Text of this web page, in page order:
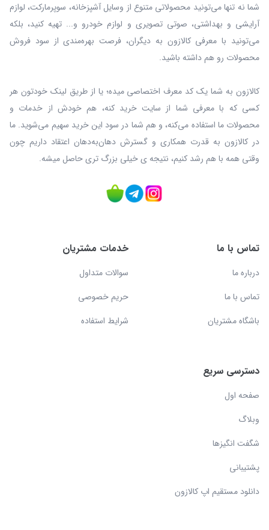
شما نه‌ تنها می‌تونید محصولاتی متنوع از وسایل آشپزخانه، سوپرمارکت، لوازم
آرایشی و بهداشتی، صوتی تصویری و لوازم خودرو و... تهیه کنید، بلکه
می‌تونید با معرفی کالازون به دیگران، فرصت بهره‌مندی از سود فروش
محصولات رو هم داشته باشید.
کالازون به شما یک کد معرف اختصاصی میده؛ یا از طریق لینک خودتون هر
کسی که با معرفی شما از سایت خرید کنه، هم خودش از خدمات و
محصولات ما استفاده می‌کنه، و هم شما در سود این خرید سهیم می‌شوید. ما
در کالازون به قدرت همکاری و گسترش دهان‌به‌دهان اعتقاد داریم چون
وقتی همه با هم رشد کنیم، نتیجه ی خیلی بزرگ‌ تری حاصل میشه.
تماس با ما
درباره ما
تماس با ما
باشگاه مشتریان
خدمات مشتریان
سوالات متداول
حریم خصوصی
شرایط استفاده
دسترسی سریع
صفحه اول
وبلاگ
شگفت انگیزها
پشتیبانی
دانلود مستقیم اپ کالازون